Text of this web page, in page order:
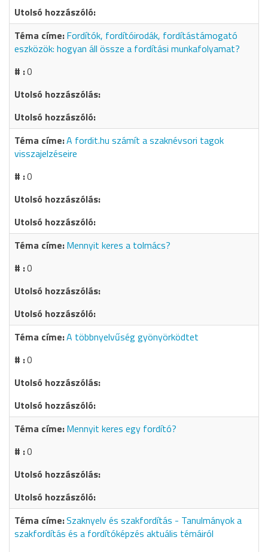
Fordítók, fordítóirodák, fordítástámogató
eszközök: hogyan áll össze a fordítási munkafolyamat?
0
A fordit.hu számít a szaknévsori tagok
visszajelzéseire
0
Mennyit keres a tolmács?
0
A többnyelvűség gyönyörködtet
0
Mennyit keres egy fordító?
0
Szaknyelv és szakfordítás - Tanulmányok a
szakfordítás és a fordítóképzés aktuális témáiról